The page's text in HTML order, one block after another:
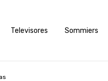
Televisores Sommiers